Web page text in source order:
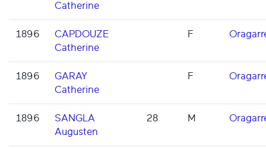
Catherine
1896
CAPDOUZE
Catherine
F
1896
GARAY
Catherine
F
1896
SANGLA
Augusten
28 M